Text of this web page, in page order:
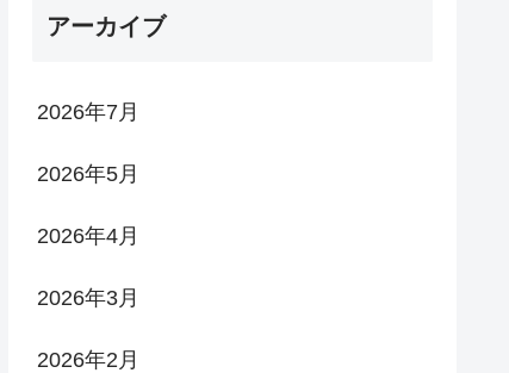
アーカイブ
2026年7月
2026年5月
2026年4月
2026年3月
2026年2月